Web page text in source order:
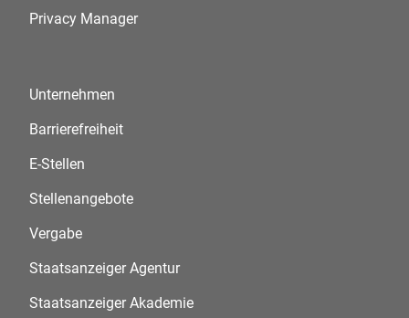
Privacy Manager
Unternehmen
Barrierefreiheit
E-Stellen
Stellenangebote
Vergabe
Staatsanzeiger Agentur
Staatsanzeiger Akademie